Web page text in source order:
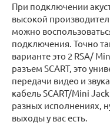
При подключении
высокой
можно
подключения. Точно
варианте это 2 RSA/
разъем SCART, это
передачи видео и
кабель SCART/Mini
разных исполнениях,
выходы у вас есть.